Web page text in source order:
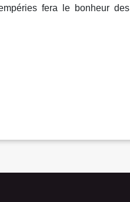
fera le bonheur des